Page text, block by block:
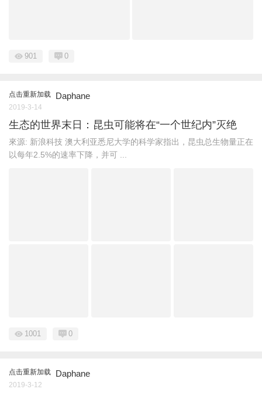
901 0
点击重新加载 Daphane
2019-3-14
生态的世界末日：昆虫可能将在“一个世纪内”灭绝
來源: 新浪科技 澳大利亚悉尼大学的科学家指出，昆虫总生物量正在
以每年2.5%的速率下降，并可 ...
1001 0
点击重新加载 Daphane
2019-3-12